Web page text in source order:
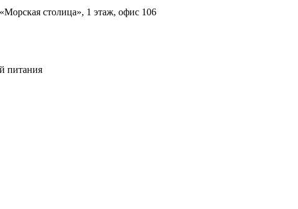
столица», 1 этаж, офис 106
питания